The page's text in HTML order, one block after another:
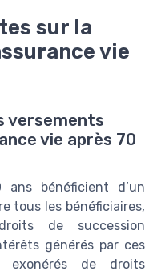
sur la
vie
versements
vie après 70
ans bénéficient d’un
tous les bénéficiaires,
de succession
générés par ces
exonérés de droits